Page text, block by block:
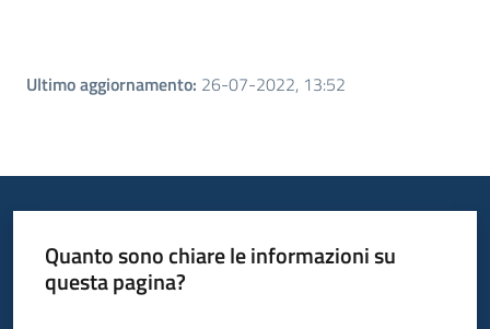
Ultimo aggiornamento: 26-07-2022, 13:52
Quanto sono chiare le informazioni su
questa pagina?